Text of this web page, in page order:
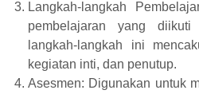
Langkah-langkah
pembelajaran yang
langkah-langkah ini
kegiatan inti, dan penutup.
Asesmen: Digunakan untuk